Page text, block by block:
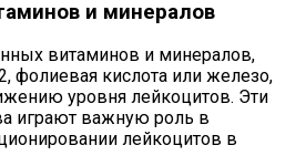
и минералов
витаминов и минералов,
фолиевая кислота или железо,
уровня лейкоцитов. Эти
играют важную роль в
лейкоцитов в